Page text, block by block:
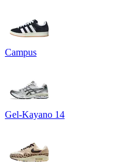
Campus
Gel-Kayano 14